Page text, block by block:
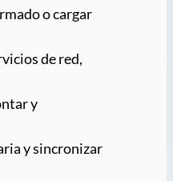
o cargar
de red,
y
y sincronizar